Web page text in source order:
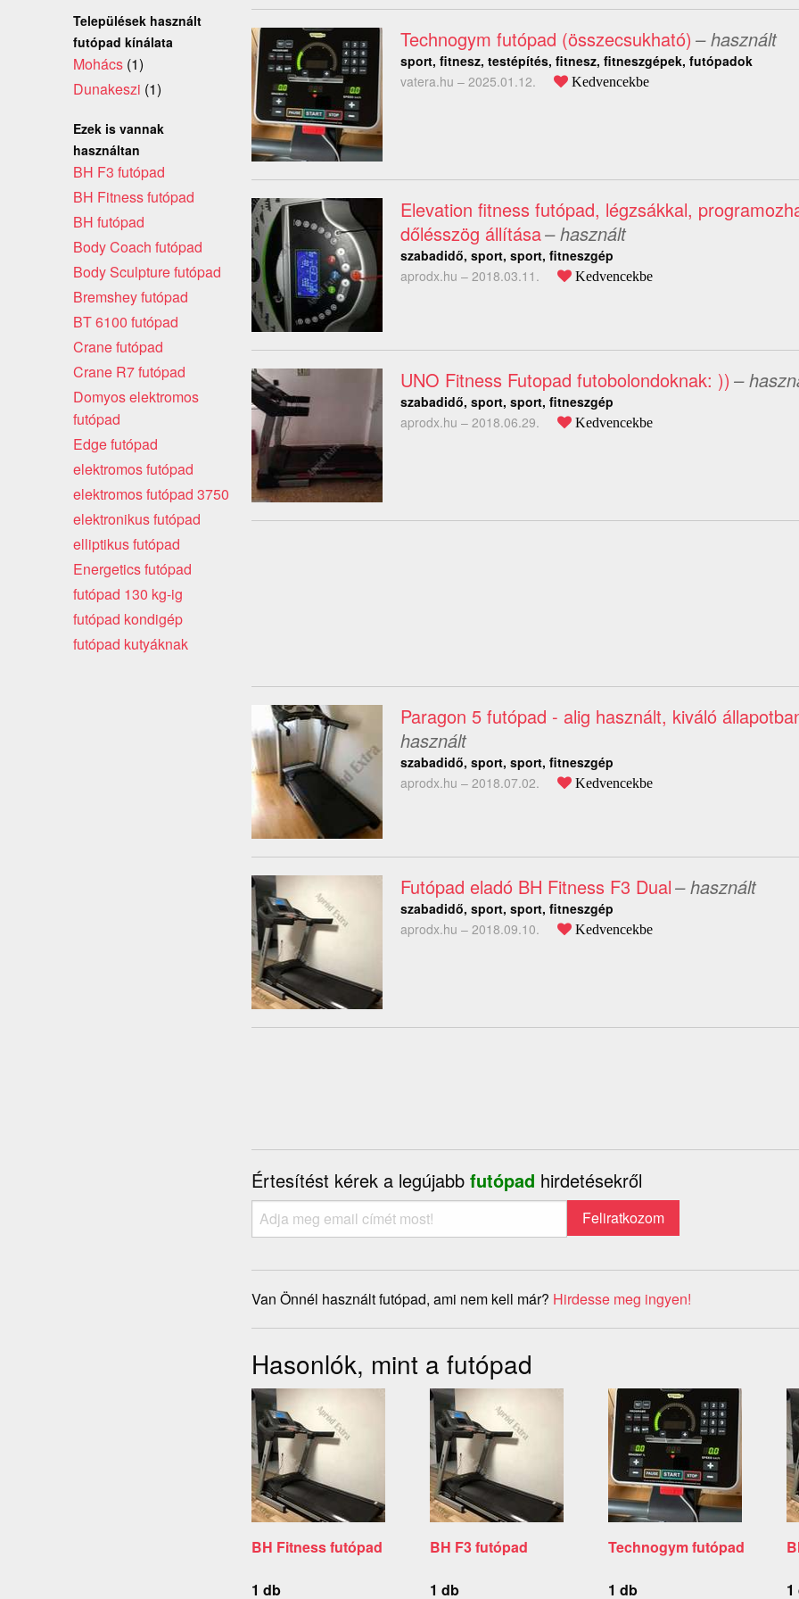
Technogym futópad (összecsukható) – használt
sport, fitnesz, testépítés, fitnesz, fitneszgépek, futópadok
vatera.hu – 2025.01.12. Kedvencekbe
Elevation fitness futópad, légzsákkal,
dőlésszög állítása– használt
szabadidő, sport, sport, fitneszgép
aprodx.hu – 2018.03.11. Kedvencekbe
UNO Fitness Futopad futobolondoknak: )) –
szabadidő, sport, sport, fitneszgép
aprodx.hu – 2018.06.29. Kedvencekbe
Paragon 5 futópad - alig használt, kiváló
használt
szabadidő, sport, sport, fitneszgép
aprodx.hu – 2018.07.02. Kedvencekbe
Futópad eladó BH Fitness F3 Dual– használt
szabadidő, sport, sport, fitneszgép
aprodx.hu – 2018.09.10. Kedvencekbe
Értesítést kérek a legújabb futópad hirdetésekről
Van Önnél használt futópad, ami nem kell már? Hirdesse meg ingyen!
Hasonlók, mint a futópad
BH Fitness futópad
1 db
BH F3 futópad
1 db
Technogym futópad
1 db 1
Települések használt
futópad kínálata
Mohács (1)
Dunakeszi (1)
Ezek is vannak
használtan
BH F3 futópad
BH Fitness futópad
BH futópad
Body Coach futópad
Body Sculpture futópad
Bremshey futópad
BT 6100 futópad
Crane futópad
Crane R7 futópad
Domyos elektromos
futópad
Edge futópad
elektromos futópad
elektromos futópad 3750
elektronikus futópad
elliptikus futópad
Energetics futópad
futópad 130 kg-ig
futópad kondigép
futópad kutyáknak